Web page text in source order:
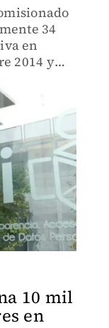
34
en
2014 y
10 mil
en